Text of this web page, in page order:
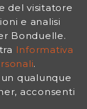
verso una dieta a
persone e del
dell’amore
del visitatore
e analisi
Bonduelle.
Informativa
.
un qualunque
acconsenti